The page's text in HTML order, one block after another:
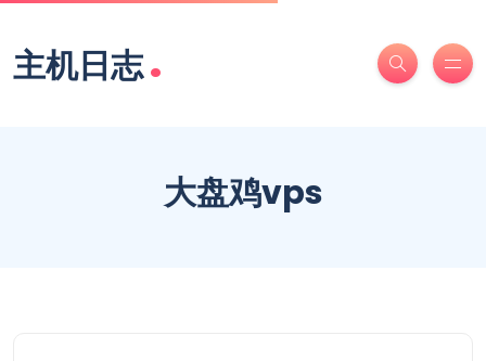
主机日志.
大盘鸡vps